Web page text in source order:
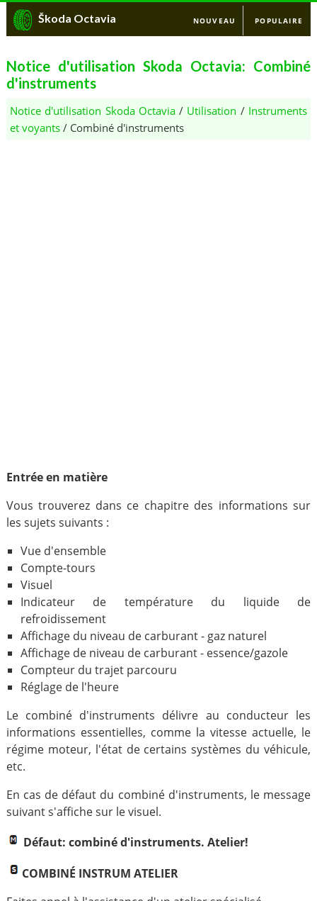
Škoda Octavia NOUVEAU POPULAIRE
Notice d'utilisation Skoda Octavia: Combiné
d'instruments
Notice d'utilisation Skoda Octavia/ Utilisation / Instruments
et voyants/ Combiné d'instruments
Entrée en matière
Vous trouverez dans ce chapitre des informations sur
les sujets suivants :
Vue d'ensemble
Compte-tours
Visuel
Indicateur de température du liquide de
refroidissement
Affichage du niveau de carburant - gaz naturel
Affichage de niveau de carburant - essence/gazole
Compteur du trajet parcouru
Réglage de l'heure
Le combiné d'instruments délivre au conducteur les
informations essentielles, comme la vitesse actuelle, le
régime moteur, l'état de certains systèmes du véhicule,
etc.
En cas de défaut du combiné d'instruments, le message
suivant s'affiche sur le visuel.
Défaut: combiné d'instruments. Atelier!
COMBINÉ INSTRUM ATELIER